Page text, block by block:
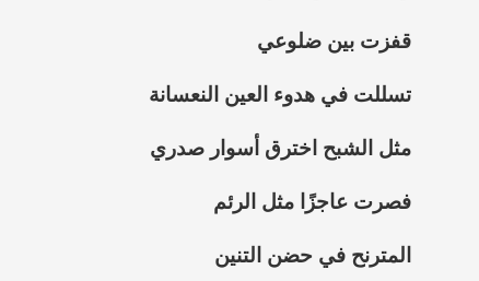
قفزت بين ضلوعي
تسللت في هدوء العين النعسانة
مثل الشبح اخترق أسوار صدري
فصرت عاجزًا مثل الرئم
المترنح في حضن التنين